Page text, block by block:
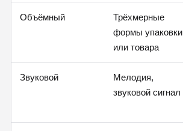
Объёмный
Трёхмерные
формы упаковки
или товара
Звуковой
Мелодия,
звуковой сигнал